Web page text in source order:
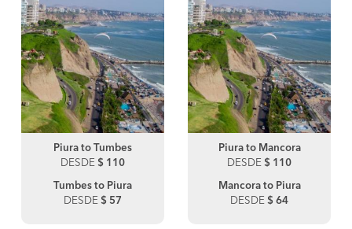
Piura to Tumbes
DESDE $ 110
Tumbes to Piura
DESDE $ 57
Piura to Mancora
DESDE $ 110
Mancora to Piura
DESDE $ 64